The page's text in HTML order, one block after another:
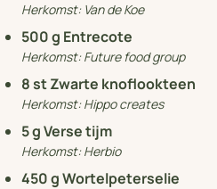
Herkomst: Van de Koe
500g Entrecote
Herkomst:Future food group
8st Zwarte knoflookteen
Herkomst:Hippo creates
5g Verse tijm
Herkomst:Herbio
450g Wortelpeterselie